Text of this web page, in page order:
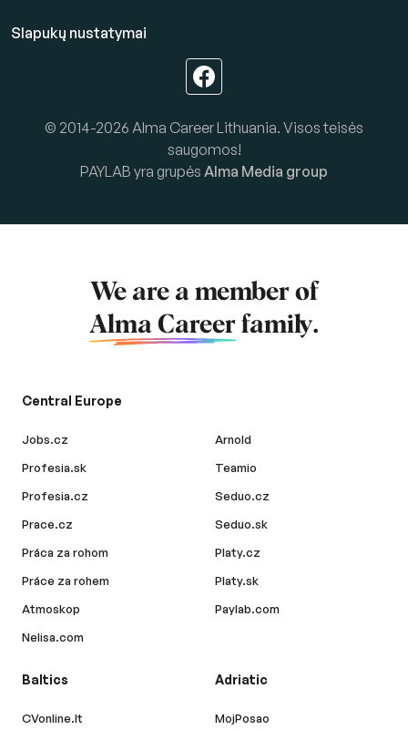
Slapukų nustatymai
© 2014-2026 Alma Career Lithuania. Visos teisės
saugomos!
PAYLAB yra grupės Alma Media group
We are a member of
Alma Career family.
Central Europe
Jobs.cz
Profesia.sk
Profesia.cz
Prace.cz
Práca za rohom
Práce za rohem
Atmoskop
Nelisa.com
Arnold
Teamio
Seduo.cz
Seduo.sk
Platy.cz
Platy.sk
Paylab.com
Baltics
CVonline.lt
Adriatic
MojPosao